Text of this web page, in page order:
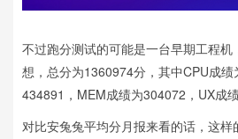
不过跑分测试的可能是一台早期工程机
想，总分为1360974分，其中CPU成
434891，MEM成绩为304072，UX成
对比安兔兔平均分月报来看的话，这